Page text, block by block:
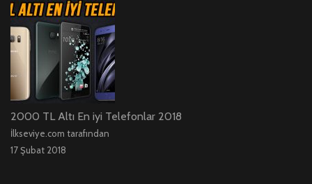
2000 TL Altı En iyi Telefonlar 2018
İlkseviye.com tarafından
17 Şubat 2018